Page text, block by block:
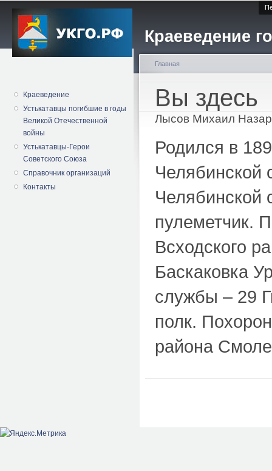
Краеведение
Краеведение
Устькатавцы погибшие в годы
Великой Отечественной
войны
Устькатавцы-Герои
Советского Союза
Справочник организаций
Контакты
Вы здесь
Главная
Лысов Михаил
Родился в
Челябинской
Челябинской
пулеметчик.
Всходского
Баскаковка
службы – 29
полк.
района